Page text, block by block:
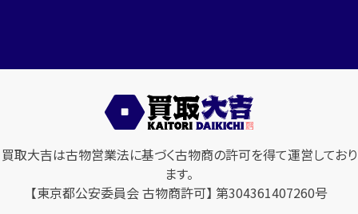
買取大吉は古物営業法に基づく古物商の許可を得て運営しており
ます。
【東京都公安委員会 古物商許可】 第304361407260号